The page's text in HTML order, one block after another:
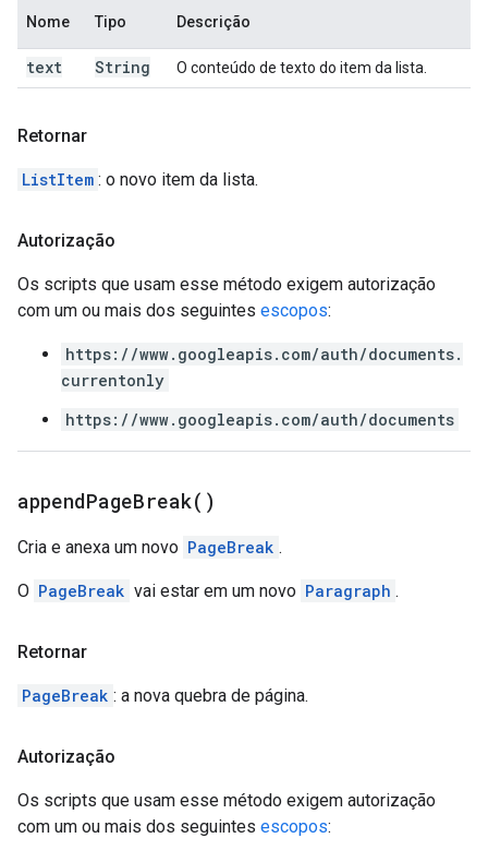
Nome Tipo Descrição
text String O conteúdo de texto do item da lista.
Retornar
ListItem : o novo item da lista.
Autorização
Os scripts que usam esse método exigem autorização
com um ou mais dos seguintes escopos:
https://www.googleapis.com/auth/documents.
currentonly
https://www.googleapis.com/auth/documents
appendPageBreak( )
Cria e anexa um novo PageBreak .
O PageBreak vai estar em um novo Paragraph .
Retornar
PageBreak : a nova quebra de página.
Autorização
Os scripts que usam esse método exigem autorização
com um ou mais dos seguintes escopos: